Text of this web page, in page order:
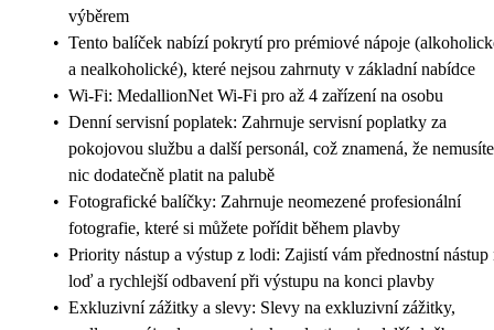
výběrem
• Tento balíček nabízí pokrytí pro prémiové nápoje
a nealkoholické), které nejsou zahrnuty v základní nabídce
• Wi-Fi: MedallionNet Wi-Fi pro až 4 zařízení na osobu
• Denní servisní poplatek: Zahrnuje servisní poplatky za
pokojovou službu a další personál, což znamená, že nemusíte
nic dodatečně platit na palubě
• Fotografické balíčky: Zahrnuje neomezené profesionální
fotografie, které si můžete pořídit během plavby
• Priority nástup a výstup z lodi: Zajistí vám přednostní nástup
loď a rychlejší odbavení při výstupu na konci plavby
• Exkluzivní zážitky a slevy: Slevy na exkluzivní zážitky,